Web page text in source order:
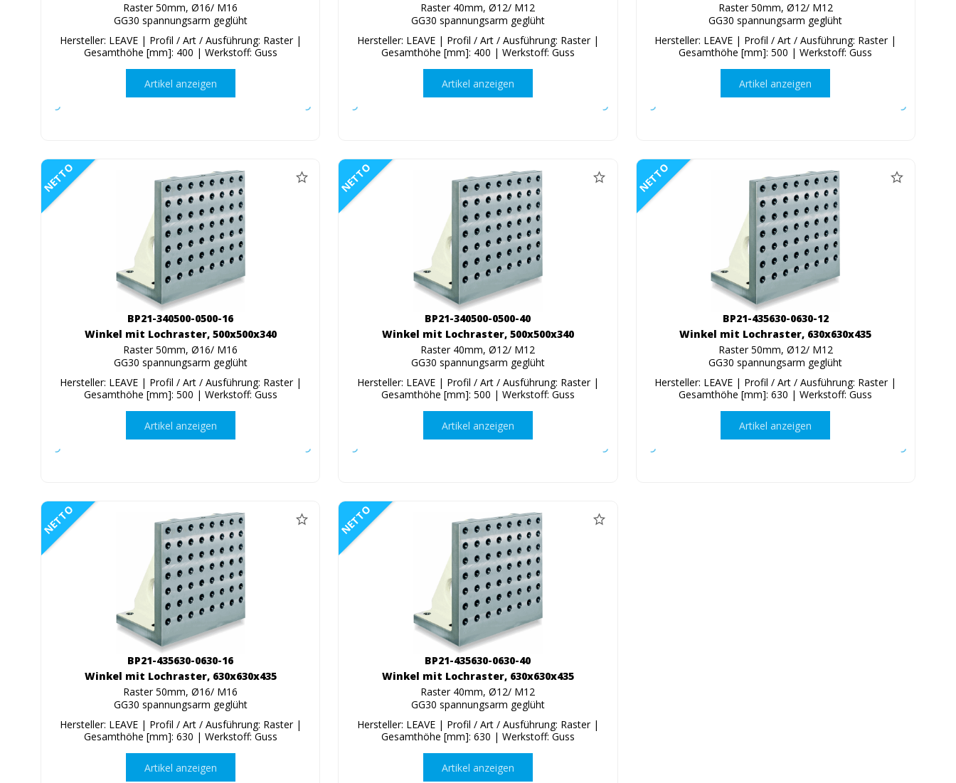
Raster 50mm, Ø16/ M16
GG30 spannungsarm geglüht
Hersteller: LEAVE | Profil / Art / Ausführung: Raster |
Gesamthöhe [mm]: 400 | Werkstoff: Guss
Artikel anzeigen
Raster 40mm, Ø12/ M12
GG30 spannungsarm geglüht
Hersteller: LEAVE | Profil / Art / Ausführung: Raster |
Gesamthöhe [mm]: 400 | Werkstoff: Guss
Artikel anzeigen
Raster 50mm, Ø12/ M12
GG30 spannungsarm geglüht
Hersteller: LEAVE | Profil / Art / Ausführung: Raster |
Gesamthöhe [mm]: 500 | Werkstoff: Guss
Artikel anzeigen
NETTO
BP21-340500-0500-16
Winkel mit Lochraster, 500x500x340
Raster 50mm, Ø16/ M16
GG30 spannungsarm geglüht
Hersteller: LEAVE | Profil / Art / Ausführung: Raster |
Gesamthöhe [mm]: 500 | Werkstoff: Guss
Artikel anzeigen
NETTO
BP21-340500-0500-40
Winkel mit Lochraster, 500x500x340
Raster 40mm, Ø12/ M12
GG30 spannungsarm geglüht
Hersteller: LEAVE | Profil / Art / Ausführung: Raster |
Gesamthöhe [mm]: 500 | Werkstoff: Guss
Artikel anzeigen
NETTO
BP21-435630-0630-12
Winkel mit Lochraster, 630x630x435
Raster 50mm, Ø12/ M12
GG30 spannungsarm geglüht
Hersteller: LEAVE | Profil / Art / Ausführung: Raster |
Gesamthöhe [mm]: 630 | Werkstoff: Guss
Artikel anzeigen
NETTO
BP21-435630-0630-16
Winkel mit Lochraster, 630x630x435
Raster 50mm, Ø16/ M16
GG30 spannungsarm geglüht
Hersteller: LEAVE | Profil / Art / Ausführung: Raster |
Gesamthöhe [mm]: 630 | Werkstoff: Guss
Artikel anzeigen
NETTO
BP21-435630-0630-40
Winkel mit Lochraster, 630x630x435
Raster 40mm, Ø12/ M12
GG30 spannungsarm geglüht
Hersteller: LEAVE | Profil / Art / Ausführung: Raster |
Gesamthöhe [mm]: 630 | Werkstoff: Guss
Artikel anzeigen